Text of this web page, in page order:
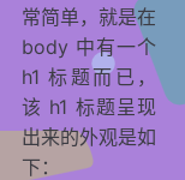
常简单，就是在
body 中有一个
h1 标题而已，
该 h1 标题呈现
出来的外观是如
下：